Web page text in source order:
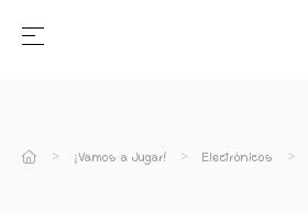
Navegación de palanca
☰
¡Vamos a Jugar! Electrónicos